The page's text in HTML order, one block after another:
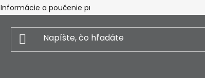
Informácie a poučenie pre spotrebiteľa